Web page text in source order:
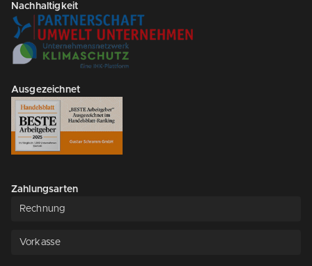
Nachhaltigkeit
Ausgezeichnet
Zahlungsarten
Rechnung
Vorkasse